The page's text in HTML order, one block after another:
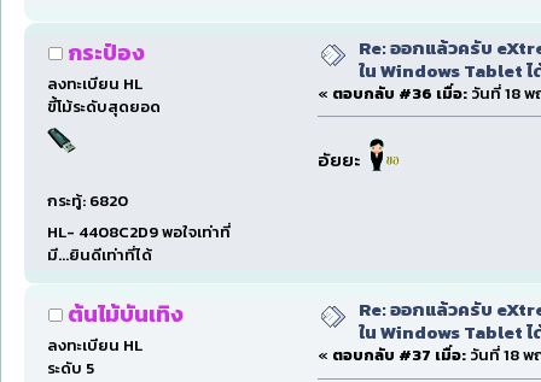
กระป๋อง
ลงทะเบียน HL
ขี้โม้ระดับสุดยอด
กระทู้: 6820
HL- 4408C2D9 พอใจเท่าที่
มี...ยินดีเท่าที่ได้
Re: ออกแล้วครับ
ใน Windows Tablet
« ตอบกลับ #36 เมื่อ: วันที่ 18 พ
อัยยะ
ต้นไม้บันเทิง
ลงทะเบียน HL
ระดับ 5
Re: ออกแล้วครับ
ใน Windows Tablet
« ตอบกลับ #37 เมื่อ: วันที่ 18 พ